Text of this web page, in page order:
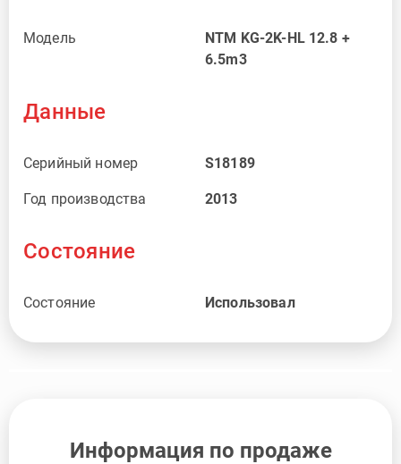
Модель
NTM KG-2K-HL 12.8 +
6.5m3
Данные
Серийный номер S18189
Год производства 2013
Состояние
Состояние Использовал
Информация по продаже